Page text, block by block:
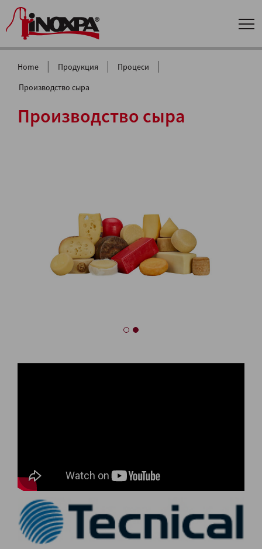
Home | Продукция | Процеси |
Производство сыра
Производство сыра